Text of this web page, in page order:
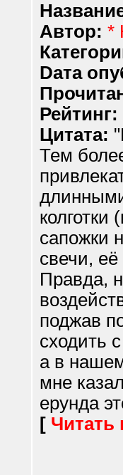
Автор: *
Dата
Рейтинг:
Цитата:
Тем
сапожки
свечи,
Правда,
поджав
сходить
а в
мне
ерунда
[ Читать